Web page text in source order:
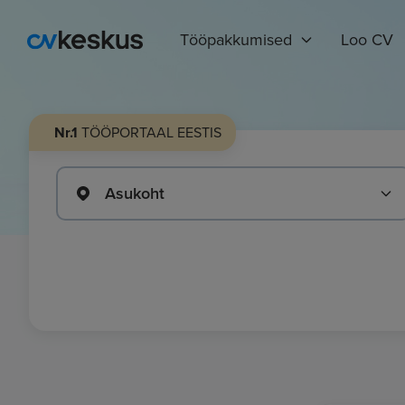
Tööpakkumised Loo CV
Nr.1 TÖÖPORTAAL EESTIS
Asukoht